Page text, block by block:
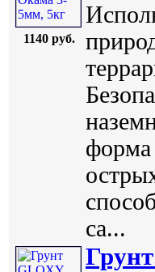
1140 руб.
форма
са...